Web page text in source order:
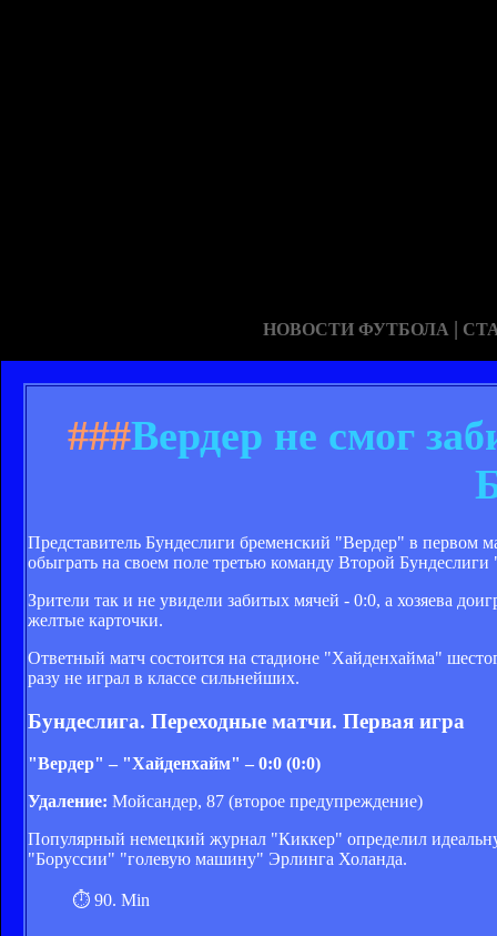
НОВОСТИ ФУТБОЛА |
###Вердер не смог
Представитель Бундеслиги бременский "Вердер" в первом
обыграть на своем поле третью команду Второй
Зрители так и не увидели забитых мячей - 0:0, а хозяева
желтые карточки.
Ответный матч состоится на стадионе "Хайденхайма"
разу не играл в классе сильнейших.
Бундеслига. Переходные матчи. Первая игра
"Вердер" – "Хайденхайм" – 0:0 (0:0)
Удаление: Мойсандер, 87 (второе предупреждение)
Популярный немецкий журнал "Киккер" определил
"Боруссии" "голевую машину" Эрлинга Холанда.
⏱ 90. Min